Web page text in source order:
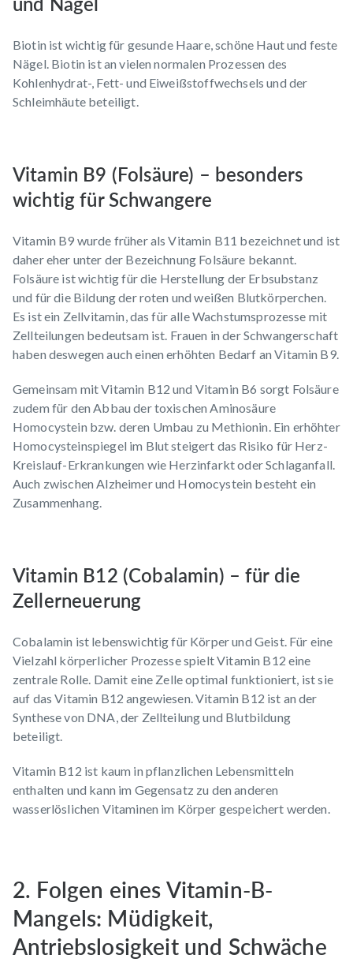
Biotin ist wichtig für gesunde Haare, schöne Haut und feste
Nägel. Biotin ist an vielen normalen Prozessen des
Kohlenhydrat-, Fett- und Eiweißstoffwechsels und der
Schleimhäute beteiligt.
Vitamin B9 (Folsäure) – besonders
wichtig für Schwangere
Vitamin B9 wurde früher als Vitamin B11 bezeichnet und ist
daher eher unter der Bezeichnung Folsäure bekannt.
Folsäure ist wichtig für die Herstellung der Erbsubstanz
und für die Bildung der roten und weißen Blutkörperchen.
Es ist ein Zellvitamin, das für alle Wachstumsprozesse mit
Zellteilungen bedeutsam ist. Frauen in der Schwangerschaft
haben deswegen auch einen erhöhten Bedarf an Vitamin B9.
Gemeinsam mit Vitamin B12 und Vitamin B6 sorgt Folsäure
zudem für den Abbau der toxischen Aminosäure
Homocystein bzw. deren Umbau zu Methionin. Ein erhöhter
Homocysteinspiegel im Blut steigert das Risiko für Herz-
Kreislauf-Erkrankungen wie Herzinfarkt oder Schlaganfall.
Auch zwischen Alzheimer und Homocystein besteht ein
Zusammenhang.
Vitamin B12 (Cobalamin) – für die
Zellerneuerung
Cobalamin ist lebenswichtig für Körper und Geist. Für eine
Vielzahl körperlicher Prozesse spielt Vitamin B12 eine
zentrale Rolle. Damit eine Zelle optimal funktioniert, ist sie
auf das Vitamin B12 angewiesen. Vitamin B12 ist an der
Synthese von DNA, der Zellteilung und Blutbildung
beteiligt.
Vitamin B12 ist kaum in pflanzlichen Lebensmitteln
enthalten und kann im Gegensatz zu den anderen
wasserlöslichen Vitaminen im Körper gespeichert werden.
2. Folgen eines Vitamin-B-
Mangels: Müdigkeit,
Antriebslosigkeit und Schwäche